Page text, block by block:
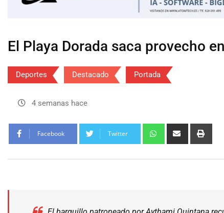
El Playa Dorada saca provecho
Deportes Destacado Portada
4 semanas hace
Facebook Twitter